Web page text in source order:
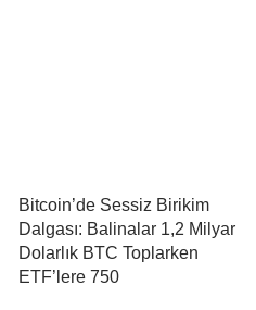
Bitcoin’de Sessiz Birikim
Dalgası: Balinalar 1,2 Milyar
Dolarlık BTC Toplarken
ETF’lere 750